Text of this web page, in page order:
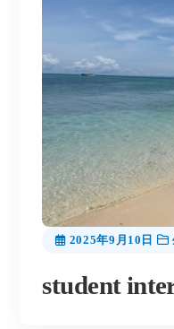
2025年9月10日
student